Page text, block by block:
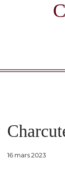
16 mars 2023